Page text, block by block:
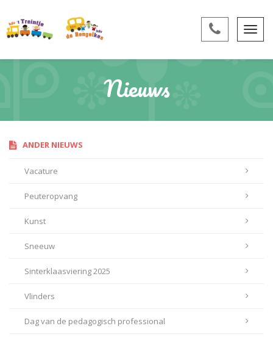
Nieuws
ANDER NIEUWS
Vacature
Peuteropvang
Kunst
Sneeuw
Sinterklaasviering 2025
Vlinders
Dag van de pedagogisch professional